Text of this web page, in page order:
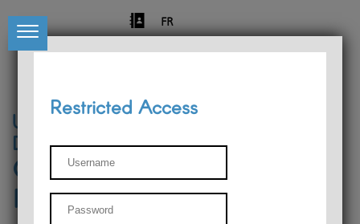
FR
University of Liège
Départment of Philosophy
Center for Phenomenological
Research
Restricted Access